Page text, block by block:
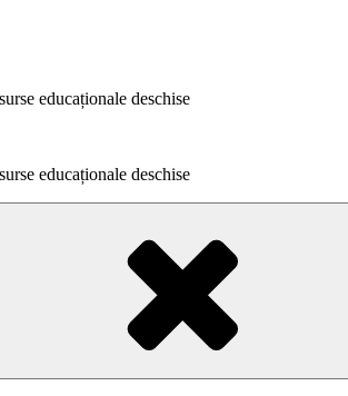
educaționale deschise
educaționale deschise